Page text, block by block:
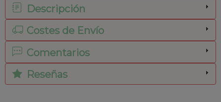
Descripción
Costes de Envío
Comentarios
Reseñas